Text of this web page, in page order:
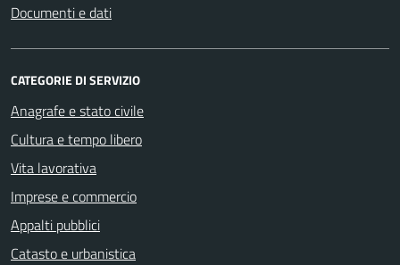
Documenti e dati
CATEGORIE DI SERVIZIO
Anagrafe e stato civile
Cultura e tempo libero
Vita lavorativa
Imprese e commercio
Appalti pubblici
Catasto e urbanistica